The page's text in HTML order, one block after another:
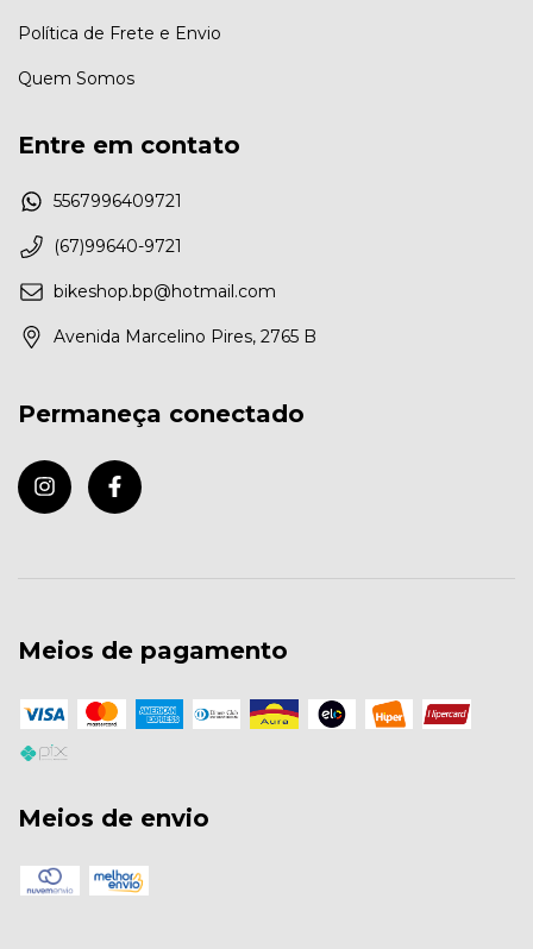
Política de Frete e Envio
Quem Somos
Entre em contato
5567996409721
(67)99640-9721
bikeshop.bp@hotmail.com
Avenida Marcelino Pires, 2765 B
Permaneça conectado
Meios de pagamento
Meios de envio